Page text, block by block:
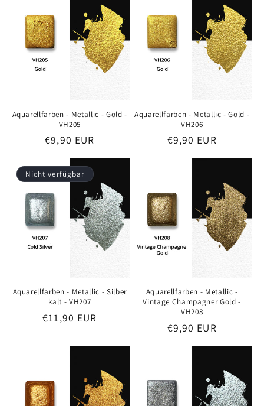
Aquarellfarben - Metallic - Gold -
VH205
Preis
€9,90 EUR
Aquarellfarben - Metallic - Gold -
VH206
Preis
€9,90 EUR
Nicht verfügbar
Aquarellfarben - Metallic - Silber
kalt - VH207
Preis
€11,90 EUR
Aquarellfarben - Metallic -
Vintage Champagner Gold -
VH208
Preis
€9,90 EUR